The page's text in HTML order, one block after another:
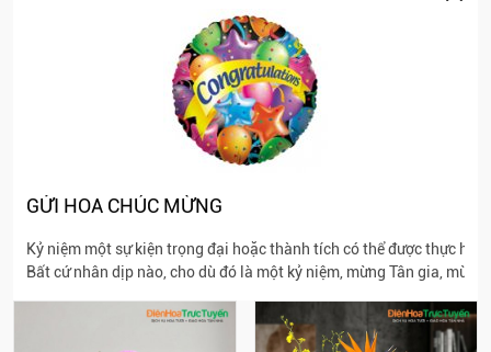
GỬI HOA CHÚC MỪNG
Kỷ niệm một sự kiện trọng đại hoặc thành tích có thể được thực
Bất cứ nhân dịp nào, cho dù đó là một kỷ niệm, mừng Tân gia,